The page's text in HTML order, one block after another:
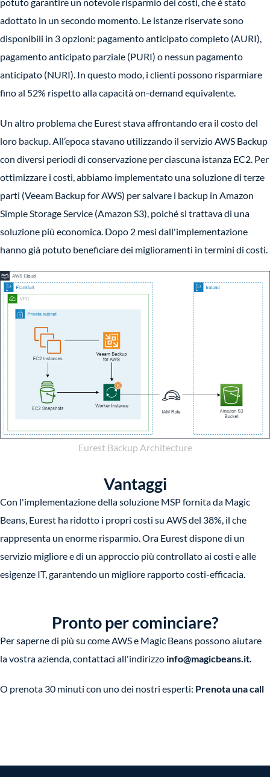
adottato in un secondo momento. Le istanze riservate sono
disponibili in 3 opzioni: pagamento anticipato completo (AURI),
pagamento anticipato parziale (PURI) o nessun pagamento
anticipato (NURI). In questo modo, i clienti possono risparmiare
fino al 52% rispetto alla capacità on-demand equivalente.
Un altro problema che Eurest stava affrontando era il costo del
loro backup. All’epoca stavano utilizzando il servizio AWS Backup
con diversi periodi di conservazione per ciascuna istanza EC2. Per
ottimizzare i costi, abbiamo implementato una soluzione di terze
parti (Veeam Backup for AWS) per salvare i backup in Amazon
Simple Storage Service (Amazon S3), poiché si trattava di una
soluzione più economica. Dopo 2 mesi dall'implementazione
hanno già potuto beneficiare dei miglioramenti in termini di costi.
Eurest Backup Architecture
Vantaggi
Con l'implementazione della soluzione MSP fornita da Magic
Beans, Eurest ha ridotto i propri costi su AWS del 38%, il che
rappresenta un enorme risparmio. Ora Eurest dispone di un
servizio migliore e di un approccio più controllato ai costi e alle
esigenze IT, garantendo un migliore rapporto costi-efficacia.
Pronto per cominciare?
Per saperne di più su come AWS e Magic Beans possono aiutare
la vostra azienda, contattaci all'indirizzo info@magicbeans.it.
O prenota 30 minuti con uno dei nostri esperti: Prenota una call